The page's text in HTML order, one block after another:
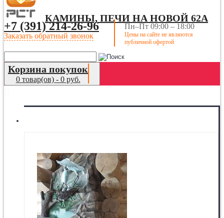
КАМИНЫ, ПЕЧИ НА НОВОЙ 62А
+7 (391) 214-26-96
Заказать обратный звонок
Пн–Пт 09:00 – 18:00
Цены на сайте не являются
публичной офертой
Корзина покупок
0 товар(ов) - 0 руб.